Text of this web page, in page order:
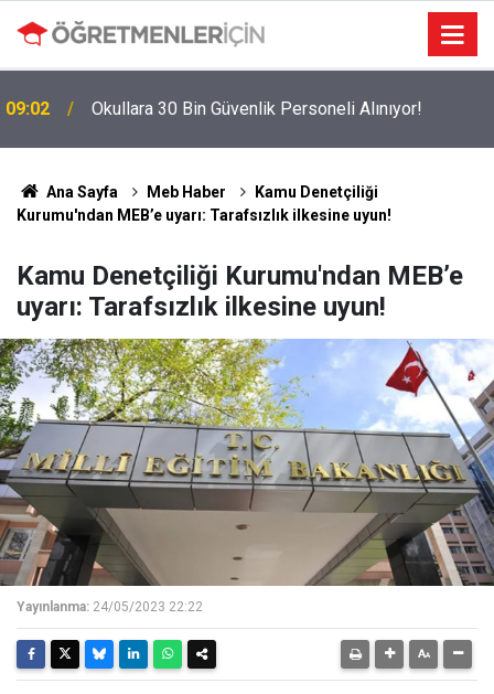
19:01
Öncelik Hangi Alanın Oldu?
Ana Sayfa Meb Haber
Kamu Denetçiliği
Kurumu'ndan MEB’e uyarı: Tarafsızlık ilkesine uyun!
Kamu Denetçiliği Kurumu'ndan MEB’e
uyarı: Tarafsızlık ilkesine uyun!
Yayınlanma: 24/05/2023 22:22